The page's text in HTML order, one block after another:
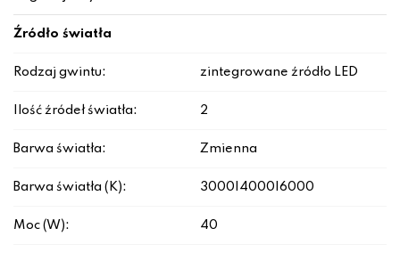
Źródło światła
Rodzaj gwintu: zintegrowane źródło LED
Ilość źródeł światła: 2
Barwa światła: Zmienna
Barwa światła (K): 3000|4000|6000
Moc (W): 40